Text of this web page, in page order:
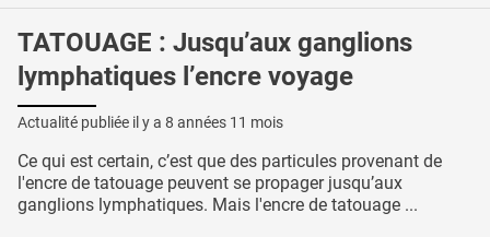
TATOUAGE : Jusqu’aux ganglions
lymphatiques l’encre voyage
Actualité publiée il y a 8 années 11 mois
Ce qui est certain, c’est que des particules provenant de
l'encre de tatouage peuvent se propager jusqu’aux
ganglions lymphatiques. Mais l'encre de tatouage ...